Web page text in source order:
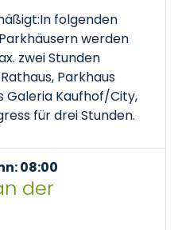
folgenden
werden
zwei Stunden
Parkhaus
Galeria Kaufhof/City,
für drei Stunden.
08:00
der